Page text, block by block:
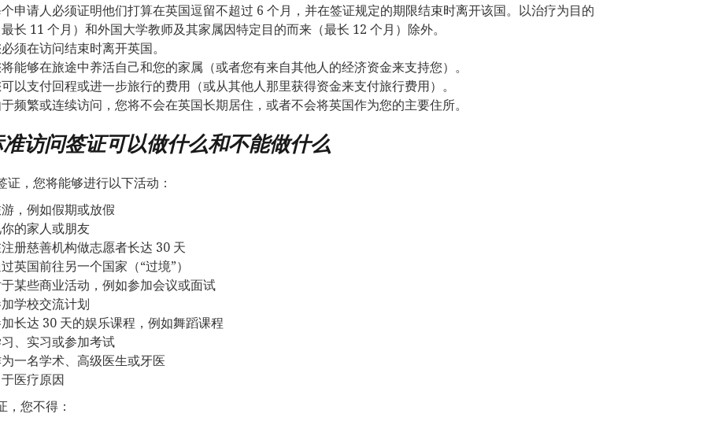
申请人必须证明他们打算在英国逗留不超过 6 个月，并在签证规定的期限结束时离开该国。以治疗为目的
最长 11 个月）和外国大学教师及其家属因特定目的而来（最长 12 个月）除外。
须在访问结束时离开英国。
能够在旅途中养活自己和您的家属（或者您有来自其他人的经济资金来支持您）。
以支付回程或进一步旅行的费用（或从其他人那里获得资金来支付旅行费用）。
频繁或连续访问，您将不会在英国长期居住，或者不会将英国作为您的主要住所。
访问签证可以做什么和不能做什么
证，您将能够进行以下活动：
，例如假期或放假
你的家人或朋友
册慈善机构做志愿者长达 30 天
英国前往另一个国家（“过境”）
某些商业活动，例如参加会议或面试
学校交流计划
长达 30 天的娱乐课程，例如舞蹈课程
、实习或参加考试
一名学术、高级医生或牙医
医疗原因
，您不得：